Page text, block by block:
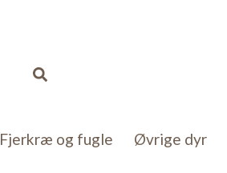
Søg
Fjerkræ og fugle Øvrige dyr